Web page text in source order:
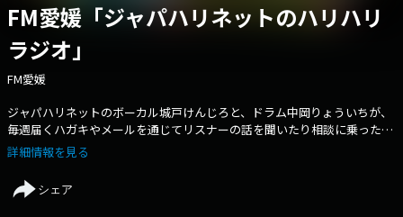
FM愛媛「ジャパハリネットのハリハリ
ラジオ」
FM愛媛
ジャパハリネットのボーカル城戸けんじろと、ドラム中岡りょういちが、
毎週届くハガキやメールを通じてリスナーの話を聞いたり相談に乗った
り…ジャパハリネットは1999年愛媛県松山市で結成、地元松山を拠点にイ
ンディーズからメジャーを駆け抜け、2007年に解散…その後8年の時を経
て2015年に再結成、その直後に始まった番組。
詳細情報を見る
シェア